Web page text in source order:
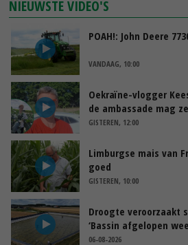
NIEUWSTE VIDEO'S
POAH!: John Deere
VANDAAG, 10:00
Oekraïne-vlogger
de ambassade mag
GISTEREN, 12:00
Limburgse mais van
goed
GISTEREN, 10:00
Droogte veroorzaakt
‘Bassin afgelopen
06-08-2026